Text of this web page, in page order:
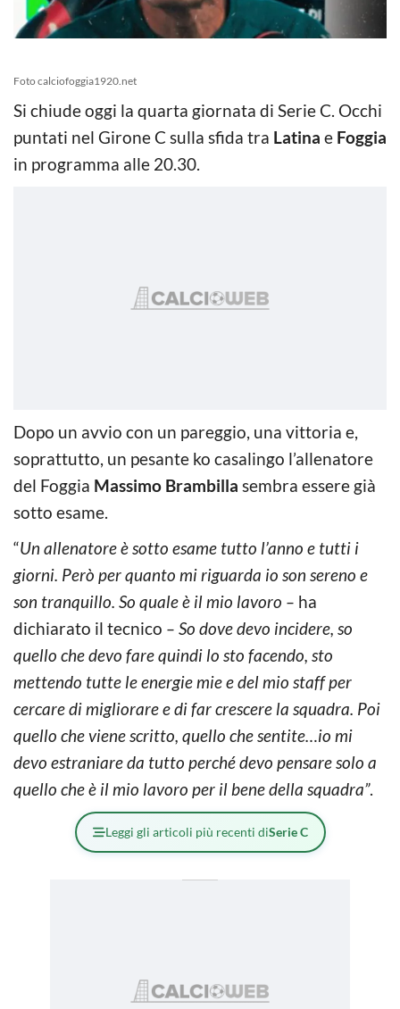
Foto calciofoggia1920.net
Si chiude oggi la quarta giornata di Serie C. Occhi
puntati nel Girone C sulla sfida tra Latina e Foggia
in programma alle 20.30.
Dopo un avvio con un pareggio, una vittoria e,
soprattutto, un pesante ko casalingo l’allenatore
del Foggia Massimo Brambilla sembra essere già
sotto esame.
“Un allenatore è sotto esame tutto l’anno e tutti i
giorni. Però per quanto mi riguarda io son sereno e
son tranquillo. So quale è il mio lavoro – ha
dichiarato il tecnico – So dove devo incidere, so
quello che devo fare quindi lo sto facendo, sto
mettendo tutte le energie mie e del mio staff per
cercare di migliorare e di far crescere la squadra. Poi
quello che viene scritto, quello che sentite…io mi
devo estraniare da tutto perché devo pensare solo a
quello che è il mio lavoro per il bene della squadra”.
Leggi gli articoli più recenti diSerie C